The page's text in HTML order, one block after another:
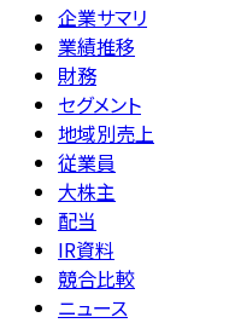
企業サマリ
業績推移
財務
セグメント
地域別売上
従業員
大株主
配当
IR資料
競合比較
ニュース